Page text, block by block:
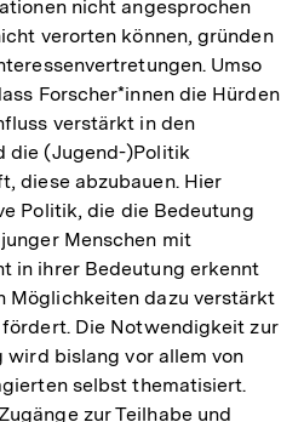
nicht angesprochen
verorten können, gründen
Umso
Forscher*innen die Hürden
verstärkt in den
die (Jugend-)Politik
diese abzubauen. Hier
Politik, die die Bedeutung
Menschen mit
in ihrer Bedeutung erkennt
Möglichkeiten dazu verstärkt
Die Notwendigkeit zur
bislang vor allem von
selbst thematisiert.
zur Teilhabe und